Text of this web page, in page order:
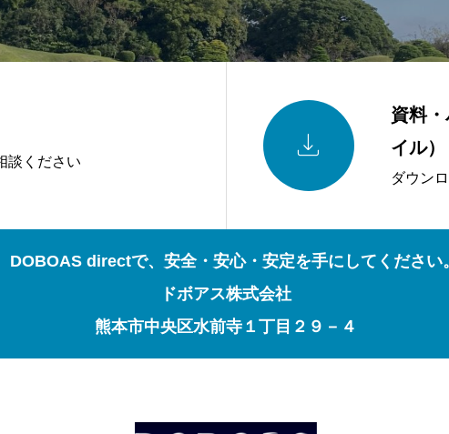
談ください 
資料
イル）
ダウン
directで、安全・安心・安定を手にしてください
ドボアス株式会社
熊本市中央区水前寺１丁目２９－４